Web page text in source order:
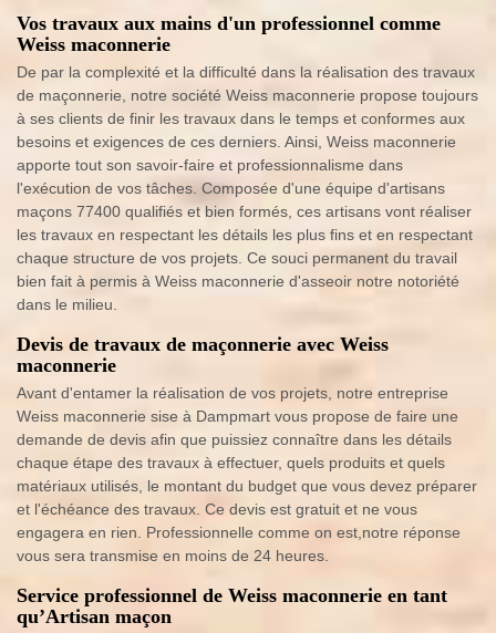
Vos travaux aux mains d'un professionnel comme
Weiss maconnerie
De par la complexité et la difficulté dans la réalisation des travaux
de maçonnerie, notre société Weiss maconnerie propose toujours
à ses clients de finir les travaux dans le temps et conformes aux
besoins et exigences de ces derniers. Ainsi, Weiss maconnerie
apporte tout son savoir-faire et professionnalisme dans
l'exécution de vos tâches. Composée d'une équipe d'artisans
maçons 77400 qualifiés et bien formés, ces artisans vont réaliser
les travaux en respectant les détails les plus fins et en respectant
chaque structure de vos projets. Ce souci permanent du travail
bien fait à permis à Weiss maconnerie d'asseoir notre notoriété
dans le milieu.
Devis de travaux de maçonnerie avec Weiss
maconnerie
Avant d'entamer la réalisation de vos projets, notre entreprise
Weiss maconnerie sise à Dampmart vous propose de faire une
demande de devis afin que puissiez connaître dans les détails
chaque étape des travaux à effectuer, quels produits et quels
matériaux utilisés, le montant du budget que vous devez préparer
et l'échéance des travaux. Ce devis est gratuit et ne vous
engagera en rien. Professionnelle comme on est,notre réponse
vous sera transmise en moins de 24 heures.
Service professionnel de Weiss maconnerie en tant
qu’Artisan maçon